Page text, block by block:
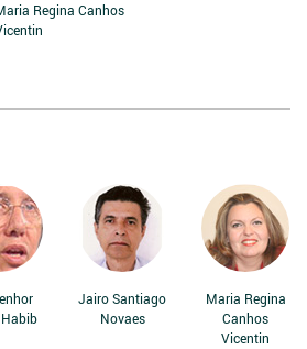
Regina Canhos
Jairo Santiago
Novaes
Maria Regina
Canhos
Vicentin